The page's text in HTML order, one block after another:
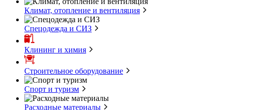
Климат, отопление и вентиляция
Спецодежда и СИЗ
Клининг и химия
Строительное оборудование
Спорт и туризм
Расходные материалы